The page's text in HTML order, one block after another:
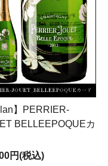
】PERRIER-
BELLEEPOQUEカ
円(税込)